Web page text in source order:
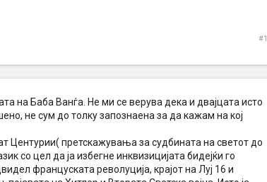
#1
на Баба Ванѓа. Не ми се верува дека и двајцата исто
не сум до толку запознаена за да кажам на кој
Центурии( претскажувања за судбината на светот до
со цел да ја избегне инквизицијата бидејќи го
француската револуција, крајот на Луј 16 и